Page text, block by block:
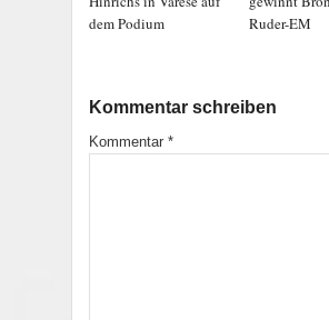
dem Podium
Ruder-EM
Kommentar schreiben
Kommentar *